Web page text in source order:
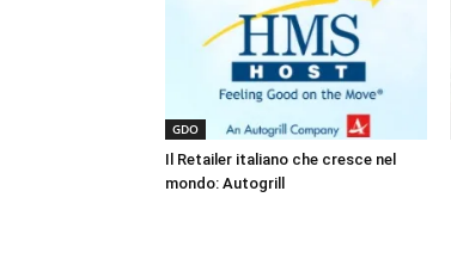
GDO
Il Retailer italiano che cresce nel
mondo: Autogrill